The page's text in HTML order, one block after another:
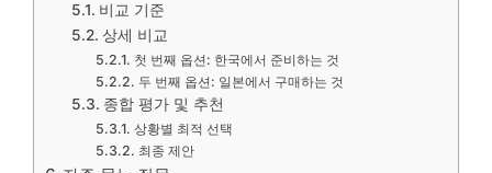
비교 기준
상세 비교
첫 번째 옵션: 한국에서 준비하는 것
두 번째 옵션: 일본에서 구매하는 것
종합 평가 및 추천
상황별 최적 선택
최종 제안